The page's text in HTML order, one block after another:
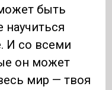
быть
И со всеми
он может
мир — твоя